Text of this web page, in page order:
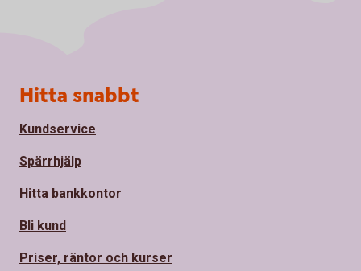
Sidfot
Hitta snabbt
Kundservice
Spärrhjälp
Hitta bankkontor
Bli kund
Priser, räntor och kurser